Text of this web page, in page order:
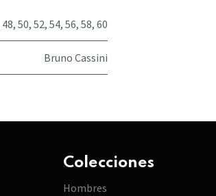
48, 50, 52, 54, 56, 58, 60
Bruno Cassini
Colecciones
Hombres